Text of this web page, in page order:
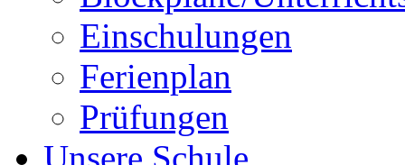
Einschulungen
Ferienplan
Prüfungen